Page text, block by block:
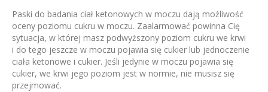
Paski do badania ciał ketonowych w moczu dają możliwość
oceny poziomu cukru w moczu. Zaalarmować powinna Cię
sytuacja, w której masz podwyższony poziom cukru we krwi
i do tego jeszcze w moczu pojawia się cukier lub jednoczenie
ciała ketonowe i cukier. Jeśli jedynie w moczu pojawia się
cukier, we krwi jego poziom jest w normie, nie musisz się
przejmować.